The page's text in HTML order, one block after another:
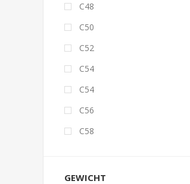
C48
C50
C52
C54
C54
C56
C58
GEWICHT